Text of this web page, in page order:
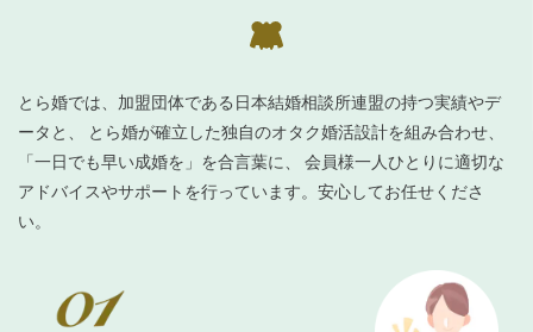
とら婚では、加盟団体である日本結婚相談所連盟の持つ実績やデ
ータと、 とら婚が確立した独自のオタク婚活設計を組み合わせ、
「一日でも早い成婚を」を合言葉に、 会員様一人ひとりに適切な
アドバイスやサポートを行っています。安心してお任せくださ
い。